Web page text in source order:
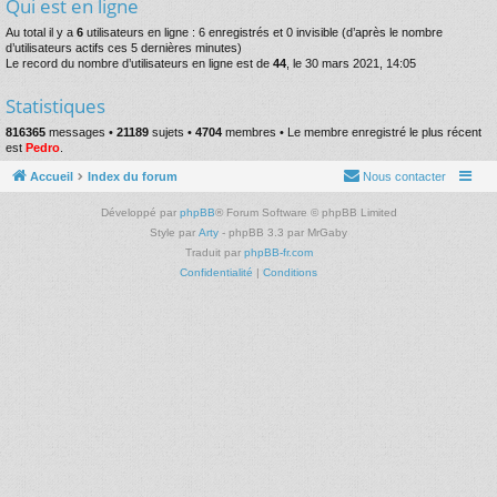
Qui est en ligne
Au total il y a 6 utilisateurs en ligne : 6 enregistrés et 0 invisible (d’après le nombre
d’utilisateurs actifs ces 5 dernières minutes)
Le record du nombre d’utilisateurs en ligne est de 44 , le 30 mars 2021, 14:05
Statistiques
816365 messages • 21189 sujets • 4704 membres • Le membre enregistré le plus récent
est Pedro
Accueil Index du forum Nous contacter
Développé par phpBB® Forum Software © phpBB Limited
Style par Arty - phpBB 3.3 par MrGaby
Traduit par phpBB-fr.com
Confidentialité | Conditions